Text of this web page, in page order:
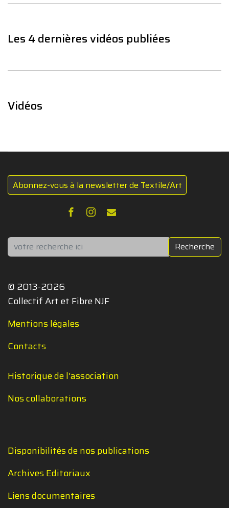
Les 4 dernières vidéos publiées
Vidéos
Abonnez-vous à la newsletter de Textile/Art
Rechercher Recherche
© 2013-2026
Collectif Art et Fibre NJF
Mentions légales
Contacts
Historique de l'association
Nos collaborations
Disponibilités de nos publications
Archives Editoriaux
Liens documentaires